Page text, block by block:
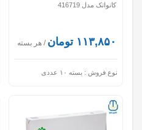
کانواتک مدل 416719
۱۱۳,۸۵۰ تومان / هر بسته
نوع فروش : بسته ۱۰ عددی